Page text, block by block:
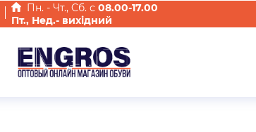
Пн. - Чт., Cб. с 08.00-17.00
Пт., Нед.- вихідний